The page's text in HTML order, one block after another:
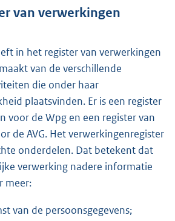
van verwerkingen
in het register van verwerkingen
van de verschillende
die onder haar
plaatsvinden. Er is een register
voor de Wpg en een register van
de AVG. Het verwerkingenregister
onderdelen. Dat betekent dat
verwerking nadere informatie
meer:
van de persoonsgegevens;